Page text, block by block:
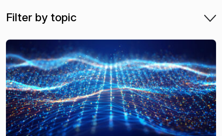
Sanctions et listes de surveillance
Presse négative
L’état de la criminalité financière en 2025
Filter by topic